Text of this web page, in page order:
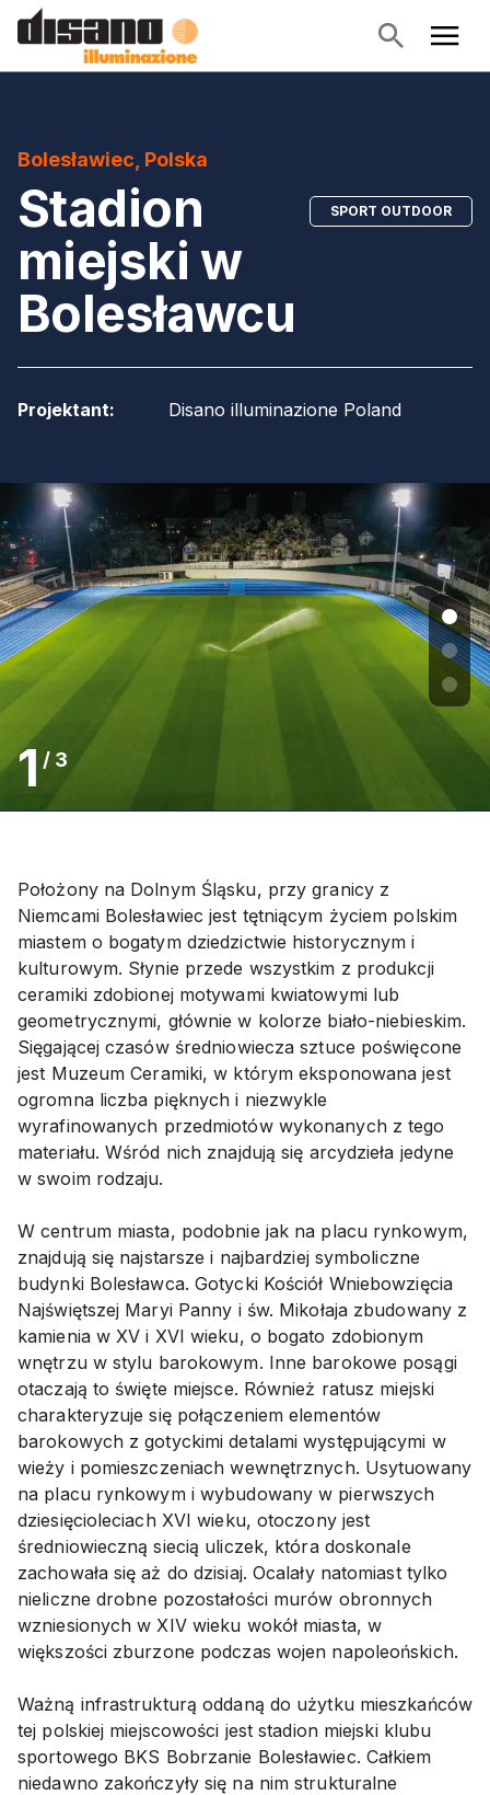
Bolesławiec, Polska
Stadion
miejski w
Bolesławcu
SPORT OUTDOOR
Projektant: Disano illuminazione Poland
1 / 3
Położony na Dolnym Śląsku, przy granicy z
Niemcami Bolesławiec jest tętniącym życiem polskim
miastem o bogatym dziedzictwie historycznym i
kulturowym. Słynie przede wszystkim z produkcji
ceramiki zdobionej motywami kwiatowymi lub
geometrycznymi, głównie w kolorze biało-niebieskim.
Sięgającej czasów średniowiecza sztuce poświęcone
jest Muzeum Ceramiki, w którym eksponowana jest
ogromna liczba pięknych i niezwykle
wyrafinowanych przedmiotów wykonanych z tego
materiału. Wśród nich znajdują się arcydzieła jedyne
w swoim rodzaju.
W centrum miasta, podobnie jak na placu rynkowym,
znajdują się najstarsze i najbardziej symboliczne
budynki Bolesławca. Gotycki Kościół Wniebowzięcia
Najświętszej Maryi Panny i św. Mikołaja zbudowany z
kamienia w XV i XVI wieku, o bogato zdobionym
wnętrzu w stylu barokowym. Inne barokowe posągi
otaczają to święte miejsce. Również ratusz miejski
charakteryzuje się połączeniem elementów
barokowych z gotyckimi detalami występującymi w
wieży i pomieszczeniach wewnętrznych. Usytuowany
na placu rynkowym i wybudowany w pierwszych
dziesięcioleciach XVI wieku, otoczony jest
średniowieczną siecią uliczek, która doskonale
zachowała się aż do dzisiaj. Ocalały natomiast tylko
nieliczne drobne pozostałości murów obronnych
wzniesionych w XIV wieku wokół miasta, w
większości zburzone podczas wojen napoleońskich.
Ważną infrastrukturą oddaną do użytku mieszkańców
tej polskiej miejscowości jest stadion miejski klubu
sportowego BKS Bobrzanie Bolesławiec. Całkiem
niedawno zakończyły się na nim strukturalne